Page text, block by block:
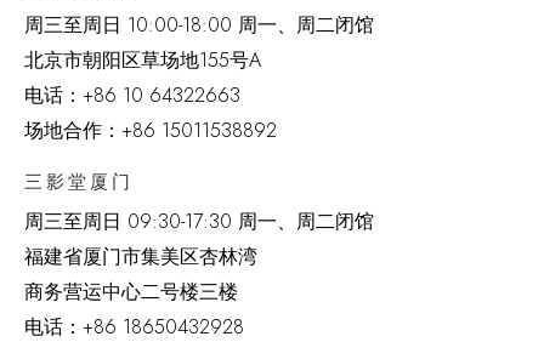
周三至周日 10:00-18:00 周一、周二闭馆
北京市朝阳区草场地155号A
电话： +86 10 64322663
场地合作：+86 15011538892
三影堂厦门
周三至周日 09:30-17:30 周一、周二闭馆
福建省厦门市集美区杏林湾
商务营运中心二号楼三楼
电话： +86 18650432928